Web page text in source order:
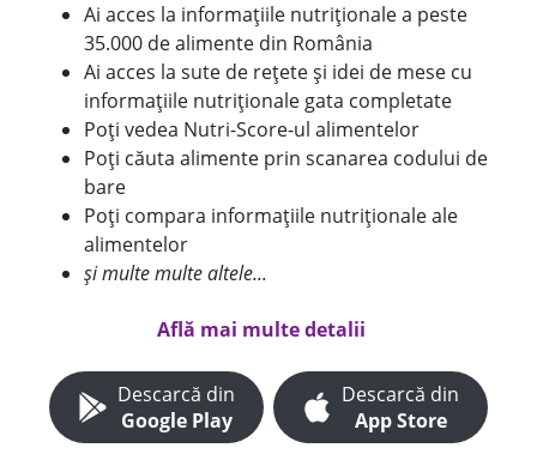
Ai acces la informațiile nutriționale a peste
35.000 de alimente din România
Ai acces la sute de rețete și idei de mese cu
informațiile nutriționale gata completate
Poți vedea Nutri-Score-ul alimentelor
Poți căuta alimente prin scanarea codului de
bare
Poți compara informațiile nutriționale ale
alimentelor
și multe multe altele...
Află mai multe detalii
Descarcă din
Google Play
Descarcă din
App Store